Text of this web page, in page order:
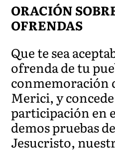
ORACIÓN
OFRENDAS
Que te sea
ofrenda de tu
conmemoración
Merici, y
participación en
demos pruebas
Jesucristo,